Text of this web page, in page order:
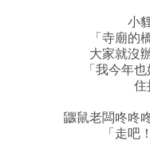
小
「寺廟的
大家就沒
「我今年
住
鼴鼠老闆咚咚
「走吧